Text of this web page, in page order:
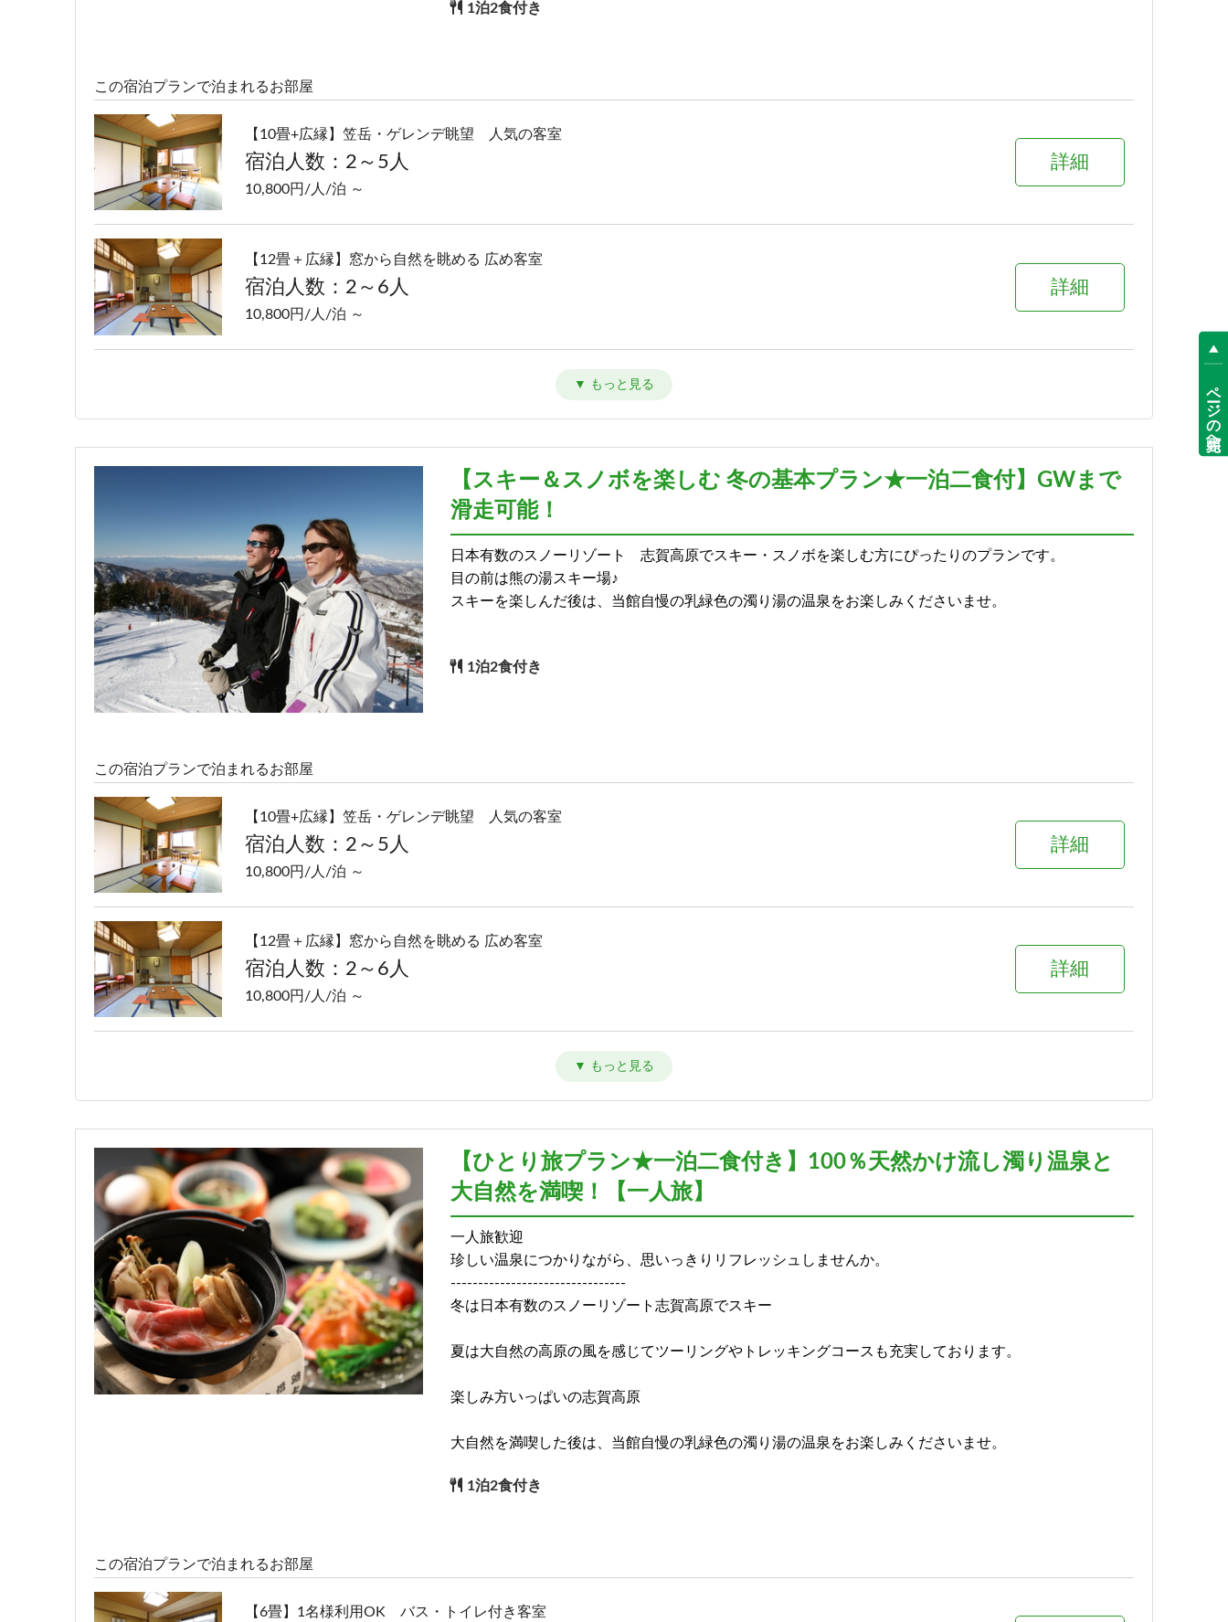
1泊2食付き
この宿泊プランで泊まれるお部屋
【10畳+広縁】笠岳・ゲレンデ眺望 人気の客室
宿泊人数：2～5人
10,800円/人/泊 ～
詳細
【12畳＋広縁】窓から自然を眺める 広め客室
宿泊人数：2～6人
10,800円/人/泊 ～
詳細
【8畳～10畳】志賀高原の自然を望む バス無し客室
宿泊人数：1～4人
10,800円/人/泊 ～
詳細
【6畳】1名様利用OK バス・トイレ付き客室
宿泊人数：1～2人
11,900円/人/泊 ～
【スキー＆スノボを楽しむ 冬の基本プラン★一泊二食付】GWまで
滑走可能！
日本有数のスノーリゾート 志賀高原でスキー・スノボを楽しむ方にぴったりのプランです。
目の前は熊の湯スキー場♪
スキーを楽しんだ後は、当館自慢の乳緑色の濁り湯の温泉をお楽しみくださいませ。
1泊2食付き
この宿泊プランで泊まれるお部屋
【10畳+広縁】笠岳・ゲレンデ眺望 人気の客室
宿泊人数：2～5人
10,800円/人/泊 ～
詳細
【12畳＋広縁】窓から自然を眺める 広め客室
宿泊人数：2～6人
10,800円/人/泊 ～
詳細
【8畳～10畳】志賀高原の自然を望む バス無し客室
宿泊人数：1～4人
10,800円/人/泊 ～
詳細
【6畳】1名様利用OK バス・トイレ付き客室
宿泊人数：1～2人
11,900円/人/泊 ～
価格重視★スキーヤーズルーム【8畳～9畳】
【ひとり旅プラン★一泊二食付き】100％天然かけ流し濁り温泉と
大自然を満喫！【一人旅】
一人旅歓迎
珍しい温泉につかりながら、思いっきりリフレッシュしませんか。
--------------------------------
冬は日本有数のスノーリゾート志賀高原でスキー
夏は大自然の高原の風を感じてツーリングやトレッキングコースも充実しております。
楽しみ方いっぱいの志賀高原
大自然を満喫した後は、当館自慢の乳緑色の濁り湯の温泉をお楽しみくださいませ。
1泊2食付き
この宿泊プランで泊まれるお部屋
【6畳】1名様利用OK バス・トイレ付き客室
ページの先頭へ